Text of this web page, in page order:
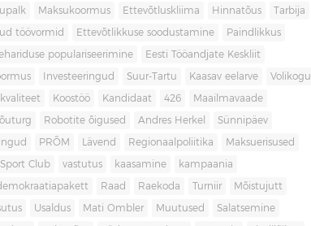
Maksukoormus Ettevõtluskliima Hinnatõus Tarbija
töövormid Ettevõtlikkuse soodustamine Paindlikkus
populariseerimine Eesti Tööandjate Keskliit
Investeeringud Suur-Tartu Kaasav eelarve Volikogu
Koostöö Kandidaat 426 Maailmavaade
Robotite õigused Andres Herkel Sünnipäev
PRÕM Lävend Regionaalpoliitika Maksuerisused
Club vastutus kaasamine kampaania
Raad Raekoda Turniir Mõistujutt
Usaldus Mati Ombler Muutused Salatsemine